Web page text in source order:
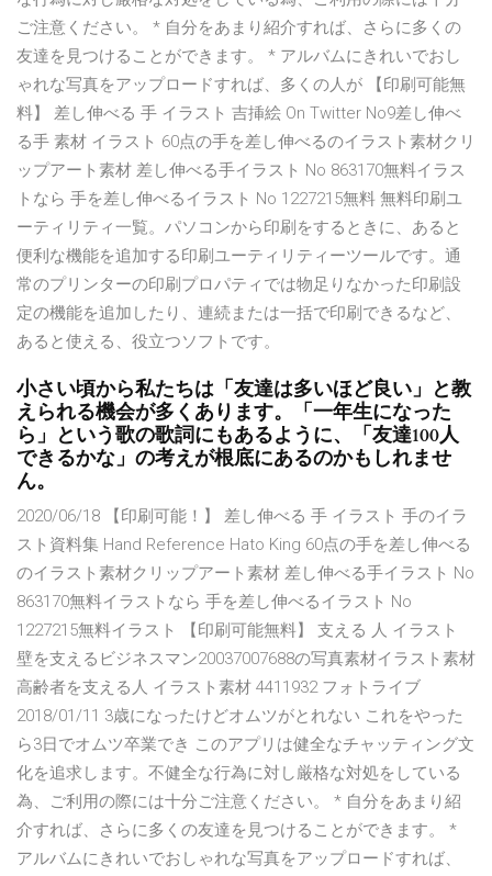
ご注意ください。 * 自分をあまり紹介すれば、さらに多くの
友達を見つけることができます。 * アルバムにきれいでおし
ゃれな写真をアップロードすれば、多くの人が 【印刷可能無
料】 差し伸べる 手 イラスト 吉挿絵 On Twitter No9差し伸べ
る手 素材 イラスト 60点の手を差し伸べるのイラスト素材クリ
ップアート素材 差し伸べる手イラスト No 863170無料イラス
トなら 手を差し伸べるイラスト No 1227215無料 無料印刷ユ
ーティリティ一覧。パソコンから印刷をするときに、あると
便利な機能を追加する印刷ユーティリティーツールです。通
常のプリンターの印刷プロパティでは物足りなかった印刷設
定の機能を追加したり、連続または一括で印刷できるなど、
あると使える、役立つソフトです。
小さい頃から私たちは「友達は多いほど良い」と教
えられる機会が多くあります。「一年生になった
ら」という歌の歌詞にもあるように、「友達100人
できるかな」の考えが根底にあるのかもしれませ
ん。
2020/06/18 【印刷可能！】 差し伸べる 手 イラスト 手のイラ
スト資料集 Hand Reference Hato King 60点の手を差し伸べる
のイラスト素材クリップアート素材 差し伸べる手イラスト No
863170無料イラストなら 手を差し伸べるイラスト No
1227215無料イラスト 【印刷可能無料】 支える 人 イラスト
壁を支えるビジネスマン20037007688の写真素材イラスト素材
高齢者を支える人 イラスト素材 4411932 フォトライブ
2018/01/11 3歳になったけどオムツがとれない これをやった
ら3日でオムツ卒業でき このアプリは健全なチャッティング文
化を追求します。不健全な行為に対し厳格な対処をしている
為、ご利用の際には十分ご注意ください。 * 自分をあまり紹
介すれば、さらに多くの友達を見つけることができます。 *
アルバムにきれいでおしゃれな写真をアップロードすれば、